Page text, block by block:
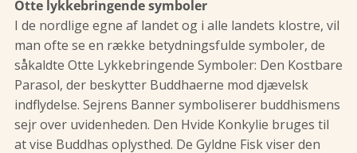
Otte lykkebringende symboler
I de nordlige egne af landet og i alle landets klostre, vil
man ofte se en række betydningsfulde symboler, de
såkaldte Otte Lykkebringende Symboler: Den Kostbare
Parasol, der beskytter Buddhaerne mod djævelsk
indflydelse. Sejrens Banner symboliserer buddhismens
sejr over uvidenheden. Den Hvide Konkylie bruges til
at vise Buddhas oplysthed. De Gyldne Fisk viser den